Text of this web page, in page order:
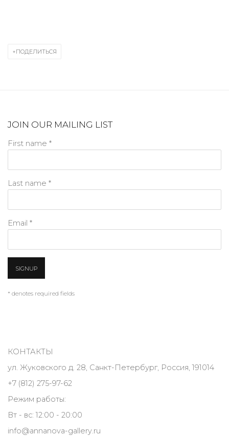
ПОДЕЛИТЬСЯ
JOIN OUR MAILING LIST
First name *
Last name *
Email *
SIGNUP
* denotes required fields
КОНТАКТЫ
ул. Жуковского д. 28, Санкт-Петербург, Россия, 191014
+7 (812) 275-97-62
Режим работы:
Вт - вс: 12:00 - 20:00
info@annanova-gallery.ru